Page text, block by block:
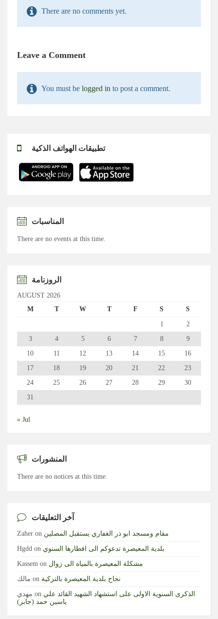
There are no comments yet.
Leave a Comment
You must be logged in to post a comment.
تطبيقات الهواتف الذكية
المناسبات
There are no events at this time.
الروزنامة
AUGUST 2026
M
T W T F S S
1
2
3
4 5 6 7 8
9
10
11 12 13 14 15
16
17
18 19 20 21 22
23
24
25 26 27 28 29
30
31
« Jul
المنشورات
There are no notices at this time.
آخر التعليقات
Zaher on مقام ومسجد ابو ذر الغفاري يستقبل المصلين
Hgdd on بلدية المعيصرة تدعوكم الى افطارها السنوي
Kassem on مشكلة المعيصرة بالمياه الى زوال
مالك on نجاح بلدية المعيصرة بالتزكية
مهدي on الذكرى السنوية الاولى على استشهاد الشهيد القائد علي
ياسين حمد (جابر)